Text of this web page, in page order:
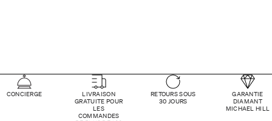
CONCIERGE
LIVRAISON
GRATUITE POUR
LES
COMMANDES
RETOURS SOUS
30 JOURS
GARANTIE
DIAMANT
MICHAEL HILL